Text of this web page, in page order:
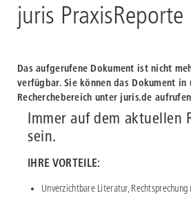
juris PraxisReporte
Das aufgerufene Dokument ist nicht
verfügbar. Sie können das Dokument in
Recherchebereich unter juris.de
Immer auf dem aktuellen
sein.
IHRE VORTEILE:
Unverzichtbare Literatur,